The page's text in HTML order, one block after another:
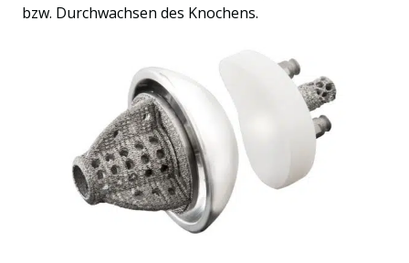
bzw. Durchwachsen des Knochens.